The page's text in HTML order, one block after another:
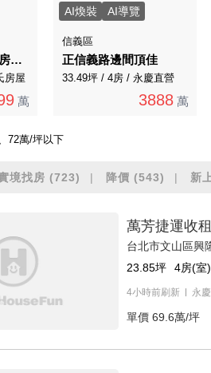
雙敦學區設籍小資房～近小巨蛋捷運站
房屋
萬
AI煥裝 AI導覽
信義區
正信義路邊間頂佳
33.49坪 / 4房 / 永慶直營
3888 萬
72萬/坪以下
境找房 (723) 降價 (543) 新
萬芳捷運收
台北市文山區興
23.85坪 4房(室
4小時前刷新 永
單價 69.6萬/坪